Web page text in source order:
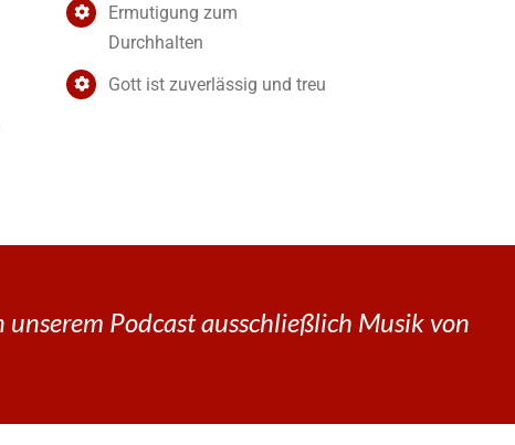
Ermutigung zum
Durchhalten
Gott ist zuverlässig und treu
Podcast ausschließlich Musik von